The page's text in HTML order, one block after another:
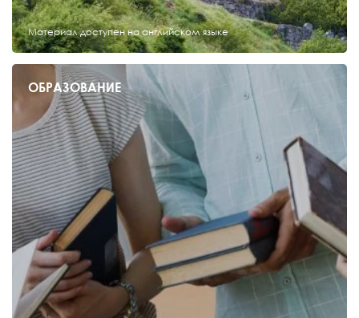
Материал доступен на английском языке
ОБРАЗОВАНИЕ